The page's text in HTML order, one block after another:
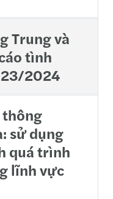
Trung và
tình
2024
thông
sử dụng
quá trình
lĩnh vực